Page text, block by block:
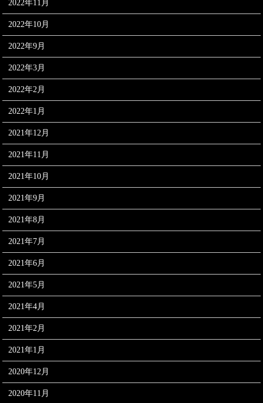
2022年11月
2022年10月
2022年9月
2022年3月
2022年2月
2022年1月
2021年12月
2021年11月
2021年10月
2021年9月
2021年8月
2021年7月
2021年6月
2021年5月
2021年4月
2021年2月
2021年1月
2020年12月
2020年11月